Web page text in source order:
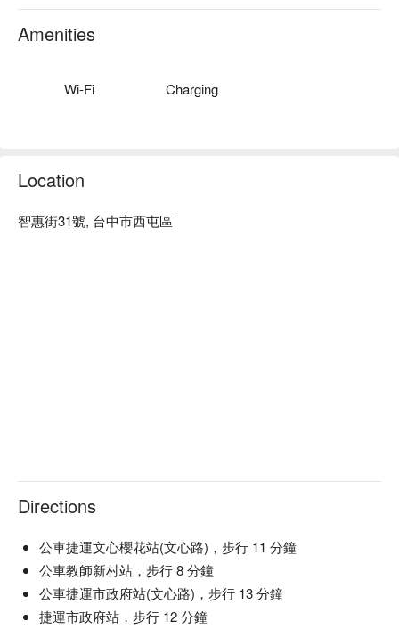
Amenities
Wi-Fi Charging
Location
智惠街31號, 台中市西屯區
Directions
公車捷運文心櫻花站(文心路)，步行 11 分鐘
公車教師新村站，步行 8 分鐘
公車捷運市政府站(文心路)，步行 13 分鐘
捷運市政府站，步行 12 分鐘